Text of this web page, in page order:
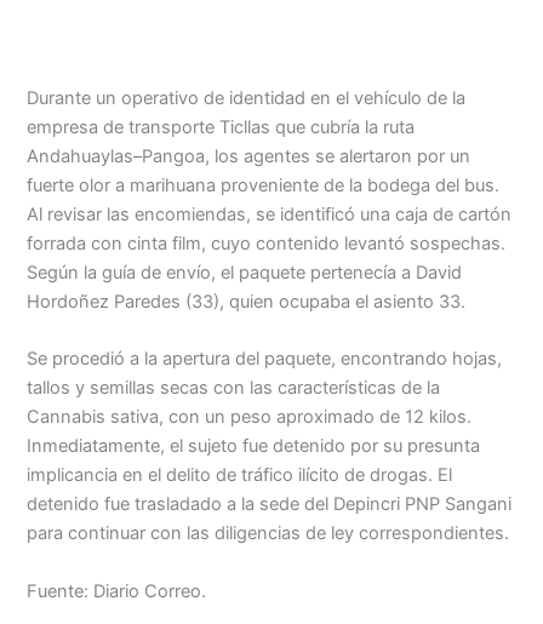
Durante un operativo de identidad en el vehículo de la
empresa de transporte Ticllas que cubría la ruta
Andahuaylas–Pangoa, los agentes se alertaron por un
fuerte olor a marihuana proveniente de la bodega del bus.
Al revisar las encomiendas, se identificó una caja de cartón
forrada con cinta film, cuyo contenido levantó sospechas.
Según la guía de envío, el paquete pertenecía a David
Hordoñez Paredes (33), quien ocupaba el asiento 33.
Se procedió a la apertura del paquete, encontrando hojas,
tallos y semillas secas con las características de la
Cannabis sativa, con un peso aproximado de 12 kilos.
Inmediatamente, el sujeto fue detenido por su presunta
implicancia en el delito de tráfico ilícito de drogas. El
detenido fue trasladado a la sede del Depincri PNP Sangani
para continuar con las diligencias de ley correspondientes.
Fuente: Diario Correo.